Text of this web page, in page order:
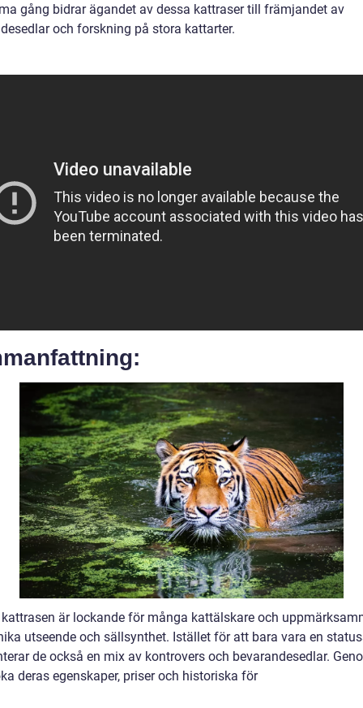
gång bidrar ägandet av dessa kattraser till främjandet av
och forskning på stora kattarter.
är lockande för många kattälskare och
utseende och sällsynthet. Istället för att bara vara en
de också en mix av kontrovers och bevarandesedlar.
deras egenskaper, priser och historiska för